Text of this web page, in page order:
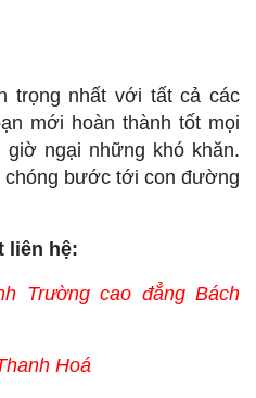
trọng nhất với tất cả các
mới hoàn thành tốt mọi
ngại những khó khăn.
bước tới con đường
liên hệ:
Trường cao đẳng Bách
Hoá